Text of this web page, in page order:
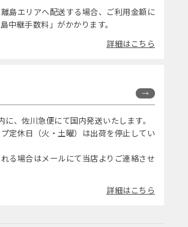
島エリアへ配送する場合、ご利用金額に
中継手数料」がかかります。
詳細はこちら
に、佐川急便にて国内発送いたします。
定休日（火・土曜）は出荷を停止してい
る場合はメールにて当店よりご連絡させ
詳細はこちら